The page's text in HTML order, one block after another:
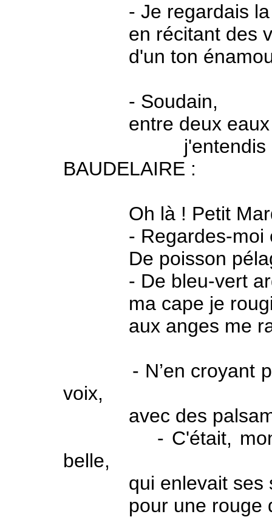
- Je regardais la
en récitant des
d'un ton
- Soudain,
entre deux eaux
j'entendis
BAUDELAIRE :
Oh là ! Petit
- Regardes-moi
De poisson
- De bleu-vert
ma cape je rougis
aux anges me
- N’en croyant pas
voix,
avec des
- C'était, mon
belle,
qui enlevait ses
pour une rouge